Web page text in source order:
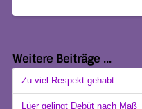
Weitere Beiträge ...
Zu viel Respekt gehabt
Lüer gelingt Debüt nach Maß